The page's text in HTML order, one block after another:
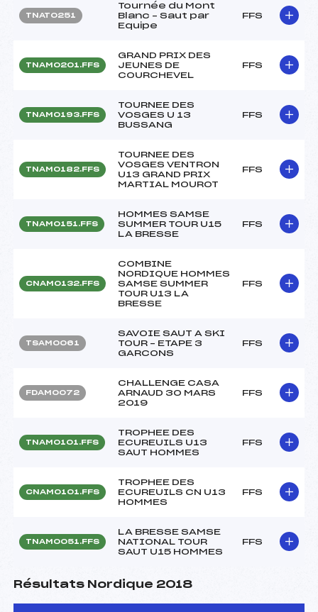
TNAT0251
Tournée du Mont
Blanc – Saut par
Equipe
FFS
TNAM0201.FFS
GRAND PRIX DES
JEUNES DE
COURCHEVEL
FFS
TNAM0193.FFS
TOURNEE DES
VOSGES U 13
BUSSANG
FFS
TNAM0182.FFS
TOURNEE DES
VOSGES VENTRON
U13 GRAND PRIX
MARTIAL MOUROT
FFS
TNAM0151.FFS
HOMMES SAMSE
SUMMER TOUR U15
LA BRESSE
FFS
CNAM0132.FFS
COMBINE
NORDIQUE HOMMES
SAMSE SUMMER
TOUR U13 LA
BRESSE
FFS
TSAM0061
SAVOIE SAUT A SKI
TOUR – ETAPE 3
GARCONS
FFS
FDAM0072
CHALLENGE CASA
ARNAUD 30 MARS
2019
FFS
TNAM0101.FFS
TROPHEE DES
ECUREUILS U13
SAUT HOMMES
FFS
CNAM0101.FFS
TROPHEE DES
ECUREUILS CN U13
HOMMES
FFS
TNAM0051.FFS
LA BRESSE SAMSE
NATIONAL TOUR
SAUT U15 HOMMES
FFS
Résultats Nordique 2018